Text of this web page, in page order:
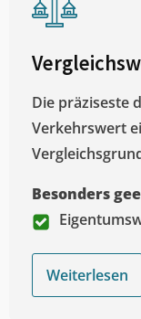
Die präziseste
Verkehrswert
Besonders
Weiterlesen